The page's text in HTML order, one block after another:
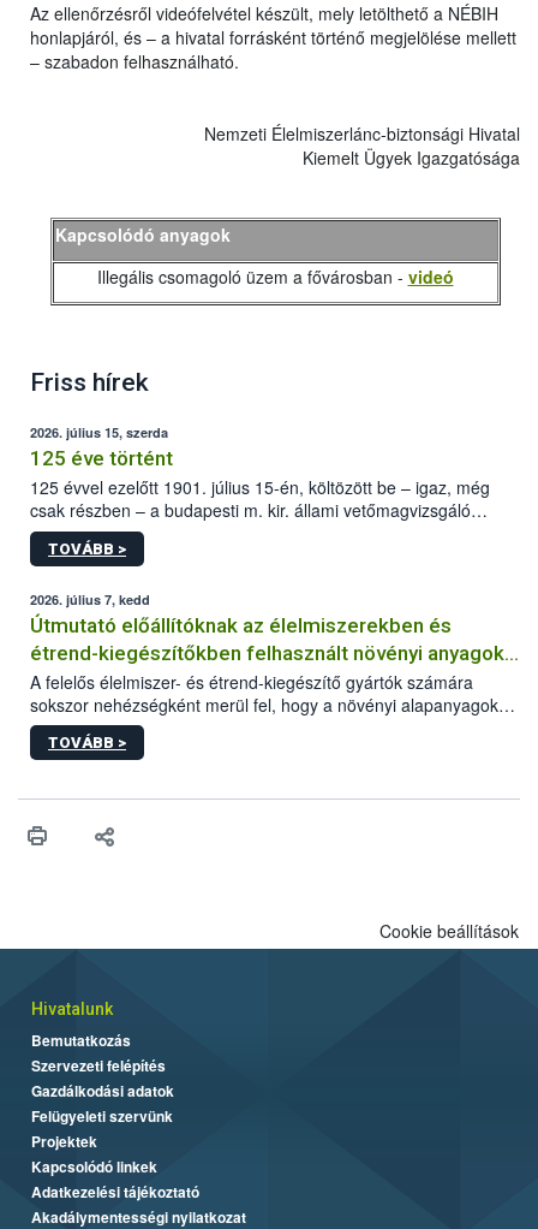
Az ellenőrzésről videófelvétel készült, mely letölthető a NÉBIH
honlapjáról, és – a hivatal forrásként történő megjelölése mellett
– szabadon felhasználható.
Nemzeti Élelmiszerlánc-biztonsági Hivatal
Kiemelt Ügyek Igazgatósága
Kapcsolódó anyagok
Illegális csomagoló üzem a fővárosban - videó
Friss hírek
2026. július 15, szerda
125 éve történt
125 évvel ezelőtt 1901. július 15-én, költözött be – igaz, még
csak részben – a budapesti m. kir. állami vetőmagvizsgáló
állomás a Kis Rókus utca 15. szám alatti, Czigler Győző által
tervezett új épületébe.
TOVÁBB >
2026. július 7, kedd
Útmutató előállítóknak az élelmiszerekben és
étrend-kiegészítőkben felhasznált növényi anyagok,
növényi kivonatok élelmiszer-biztonsági
kockázatértékeléséhez szükséges adatbázisokról
A felelős élelmiszer- és étrend-kiegészítő gyártók számára
sokszor nehézségként merül fel, hogy a növényi alapanyagok
és kivonatok, melyek jelenleg uniós szinten nem szabályozottak,
milyen tisztasági, minőségi és biztonsági paramétereknek
minden adatot összevetve dönteni arról, hogy egy alapanyagot
folyamatban szeretnénk segítséget nyújtani a vállalkozásnak az
TOVÁBB >
Cookie beállítások
Hivatalunk
Bemutatkozás
Szervezeti felépítés
Gazdálkodási adatok
Felügyeleti szervünk
Projektek
Kapcsolódó linkek
Adatkezelési tájékoztató
Akadálymentességi nyilatkozat